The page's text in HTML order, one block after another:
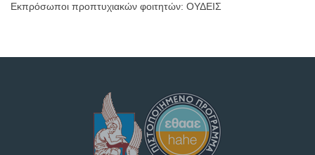
Εκπρόσωποι προπτυχιακών φοιτητών: ΟΥΔΕΙΣ